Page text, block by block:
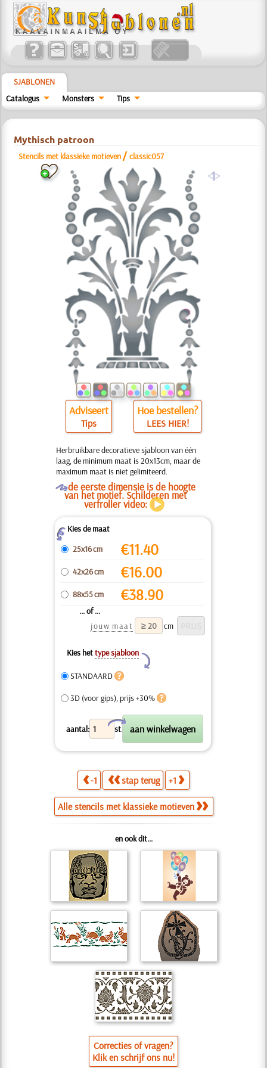
SJABLONEN
Catalogus
Monsters Tips
Mythisch patroon
Stencils met klassieke motieven /classic057
a
Adviseert
Tips
Hoe bestellen?
LEES HIER!
Herbruikbare decoratieve sjabloon van één
laag, de minimum maat is 20x13cm, maar de
maximum maat is niet gelimiteerd.
Ode eerste dimensie is de hoogte
van het motief. Schilderen met
verfroller video:
ZKies de maat
25x16 cm
€11.40
42x26 cm €16.00
88x55 cm €38.90
... of ...
jouw maat
cm
Kies hettype sjabloon
Y
STANDAARD
3D (voor gips), prijs +30%
aantal: st.
X
-1 stap terug +1
Alle stencils met klassieke motieven
en ook dit...
Correcties of vragen?
Klik en schrijf ons nu!